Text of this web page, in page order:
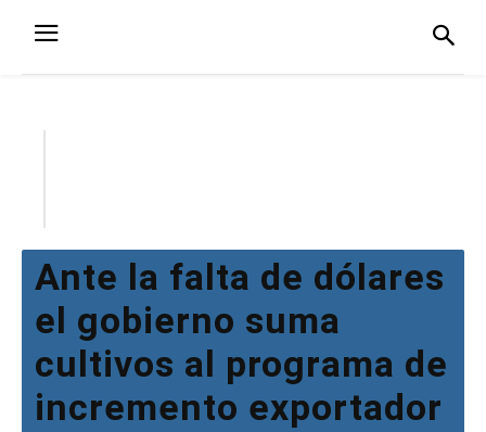
Ante la falta de dólares
el gobierno suma
cultivos al programa de
incremento exportador